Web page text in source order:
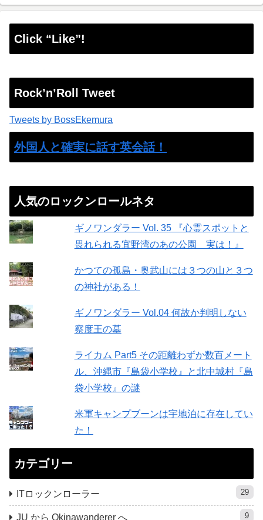
Click “Like”!
Rock’n’Roll Tweet
Tweets by BossEkemura
外国人と確実に話す英会話！
人気のロックンロールネタ
ギノワンダラー Vol. 35 『心霊スポットと
畏れられる宜野湾のあの公園 実は！』
かつての孤島・奥武山には３つの山と３つ
の神社がある！
ギノワンダラー Vol.04 何故か判明しない
察度王の墓
ライカム Part5 その距離わずか数百メート
ル、沖縄市『島袋小学校』と北中城村『島
袋小学校』の謎
米軍キャンプブーンは宇地泊に存在してい
た！
カテゴリー
ITロックンローラー 29
JU から Okinawanderer へ 9